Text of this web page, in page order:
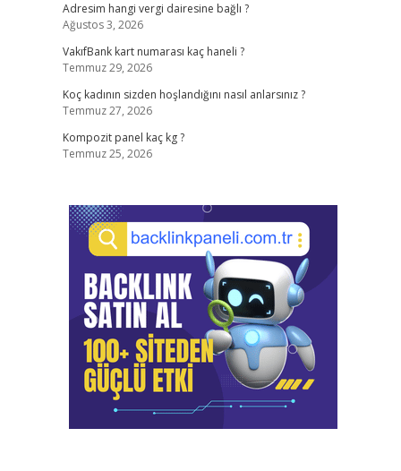
Adresim hangi vergi dairesine bağlı ?
Ağustos 3, 2026
VakıfBank kart numarası kaç haneli ?
Temmuz 29, 2026
Koç kadının sizden hoşlandığını nasıl anlarsınız ?
Temmuz 27, 2026
Kompozit panel kaç kg ?
Temmuz 25, 2026